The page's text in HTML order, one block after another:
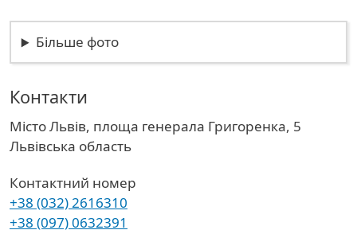
Більше фото
Контакти
Місто Львів, площа генерала Григоренка, 5
Область
Львівська область
Контактний номер
+38 (032) 2616310
+38 (097) 0632391